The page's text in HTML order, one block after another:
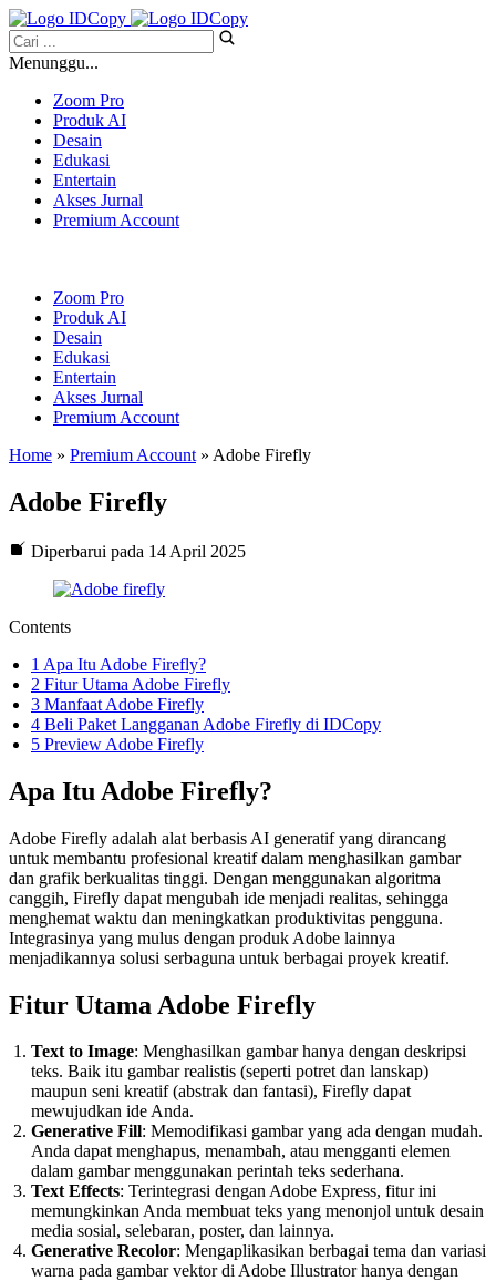
Menunggu...
Zoom Pro
Produk AI
Desain
Edukasi
Entertain
Akses Jurnal
Premium Account
Zoom Pro
Produk AI
Desain
Edukasi
Entertain
Akses Jurnal
Premium Account
Home » Premium Account » Adobe Firefly
Adobe Firefly
Diperbarui pada 14 April 2025
Contents
1 Apa Itu Adobe Firefly?
2 Fitur Utama Adobe Firefly
3 Manfaat Adobe Firefly
4 Beli Paket Langganan Adobe Firefly di IDCopy
5 Preview Adobe Firefly
Apa Itu Adobe Firefly?
Adobe Firefly adalah alat berbasis AI generatif yang dirancang
untuk membantu profesional kreatif dalam menghasilkan gambar
dan grafik berkualitas tinggi. Dengan menggunakan algoritma
canggih, Firefly dapat mengubah ide menjadi realitas, sehingga
menghemat waktu dan meningkatkan produktivitas pengguna.
Integrasinya yang mulus dengan produk Adobe lainnya
menjadikannya solusi serbaguna untuk berbagai proyek kreatif​.
Fitur Utama Adobe Firefly
Text to Image: Menghasilkan gambar hanya dengan deskripsi
teks. Baik itu gambar realistis (seperti potret dan lanskap)
maupun seni kreatif (abstrak dan fantasi), Firefly dapat
mewujudkan ide Anda​.
Generative Fill: Memodifikasi gambar yang ada dengan mudah.
Anda dapat menghapus, menambah, atau mengganti elemen
dalam gambar menggunakan perintah teks sederhana​.
Text Effects: Terintegrasi dengan Adobe Express, fitur ini
memungkinkan Anda membuat teks yang menonjol untuk desain
media sosial, selebaran, poster, dan lainnya​.
Generative Recolor: Mengaplikasikan berbagai tema dan variasi
warna pada gambar vektor di Adobe Illustrator hanya dengan